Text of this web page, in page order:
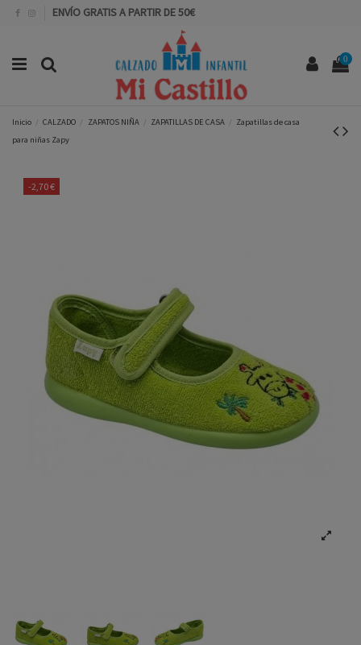
ENVÍO GRATIS A PARTIR DE 50€
0
Inicio CALZADO ZAPATOS NIÑA ZAPATILLAS DE CASA
Zapatillas de casa
para niñas Zapy
-2,70 €